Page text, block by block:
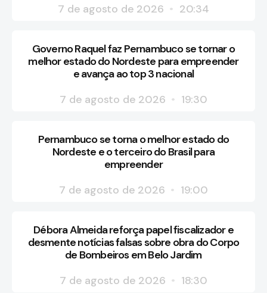
7 de agosto de 2026
20:34
Governo Raquel faz Pernambuco se tornar o
melhor estado do Nordeste para empreender
e avança ao top 3 nacional
7 de agosto de 2026
19:30
Pernambuco se torna o melhor estado do
Nordeste e o terceiro do Brasil para
empreender
7 de agosto de 2026
19:00
Débora Almeida reforça papel fiscalizador e
desmente notícias falsas sobre obra do Corpo
de Bombeiros em Belo Jardim
7 de agosto de 2026
18:30